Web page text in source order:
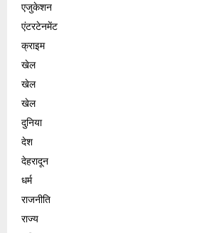
एजुकेशन
एंटरटेनमेंट
क्राइम
खेल
खेल
खेल
दुनिया
देश
देहरादून
धर्म
राजनीति
राज्य